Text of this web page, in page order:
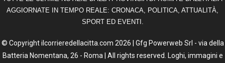
AGGIORNATE IN TEMPO REALE: CRONACA, POLITICA, ATTUALITÀ,
SPORT ED EVENTI.
© Copyright ilcorrieredellacitta.com 2026 | Gfg Powerweb Srl - via della
Batteria Nomentana, 26 - Roma | All rights reserved. Loghi, immagini e